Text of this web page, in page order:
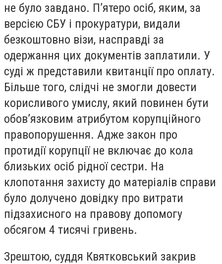
не було завдано. П’ятеро осіб, яким, за
версією СБУ і прокуратури, видали
безкоштовно візи, насправді за
одержання цих документів заплатили. У
суді ж представили квитанції про оплату.
Більше того, слідчі не змогли довести
корисливого умислу, який повинен бути
обов’язковим атрибутом корупційного
правопорушення. Адже закон про
протидії корупції не включає до кола
близьких осіб рідної сестри. На
клопотання захисту до матеріалів справи
було долучено довідку про витрати
підзахисного на правову допомогу
обсягом 4 тисячі гривень.
Зрештою, суддя Квятковський закрив